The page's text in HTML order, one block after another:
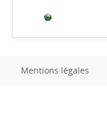
Mentions légales